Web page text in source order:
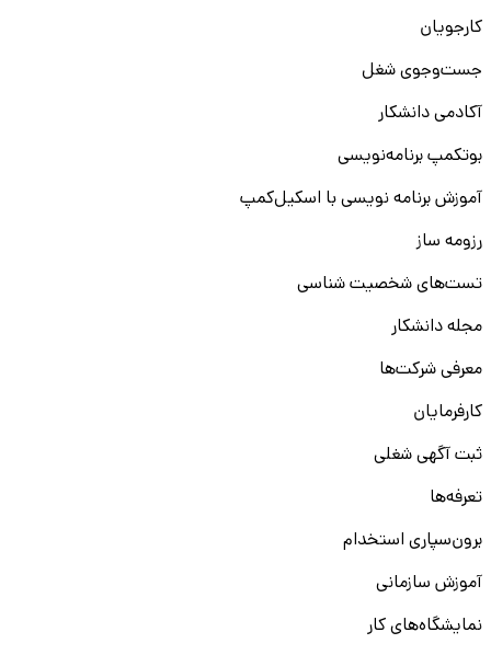
کارجویان
جست‌و‌جوی شغل
آکادمی دانشکار
بوتکمپ برنامه‌نویسی
آموزش برنامه نویسی با اسکیل‌کمپ
رزومه ساز
تست‌های شخصیت شناسی
مجله دانشکار
معرفی شرکت‌ها
کارفرمایان
ثبت آگهی شغلی
تعرفه‌ها
برون‌سپاری استخدام
آموزش سازمانی
نمایشگاه‌های کار